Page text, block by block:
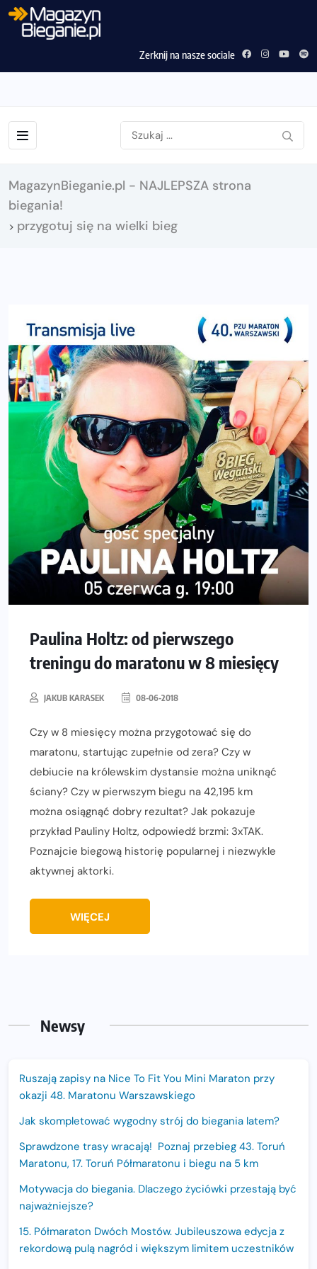
Zerknij na nasze sociale
MagazynBieganie.pl - NAJLEPSZA strona
biegania!
> przygotuj się na wielki bieg
Paulina Holtz: od pierwszego
treningu do maratonu w 8 miesięcy
JAKUB KARASEK 08-06-2018
Czy w 8 miesięcy można przygotować się do
maratonu, startując zupełnie od zera? Czy w
debiucie na królewskim dystansie można uniknąć
ściany? Czy w pierwszym biegu na 42,195 km
można osiągnąć dobry rezultat? Jak pokazuje
przykład Pauliny Holtz, odpowiedź brzmi: 3xTAK.
Poznajcie biegową historię popularnej i niezwykle
aktywnej aktorki.
WIĘCEJ
Newsy
Ruszają zapisy na Nice To Fit You Mini Maraton przy
okazji 48. Maratonu Warszawskiego
Jak skompletować wygodny strój do biegania latem?
Sprawdzone trasy wracają! Poznaj przebieg 43. Toruń
Maratonu, 17. Toruń Półmaratonu i biegu na 5 km
Motywacja do biegania. Dlaczego życiówki przestają być
najważniejsze?
15. Półmaraton Dwóch Mostów. Jubileuszowa edycja z
rekordową pulą nagród i większym limitem uczestników